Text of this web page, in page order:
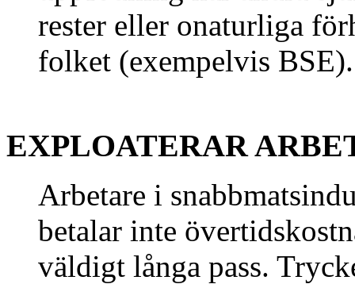
rester eller onaturliga
folket (exempelvis BSE).
EXPLOATERAR
Arbetare i
betalar inte
väldigt långa pass.